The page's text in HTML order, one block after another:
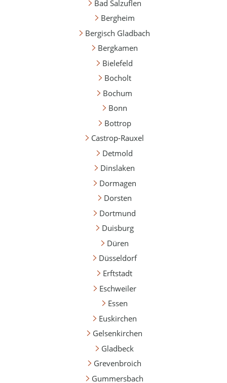
Bad Salzuflen
Bergheim
Bergisch Gladbach
Bergkamen
Bielefeld
Bocholt
Bochum
Bonn
Bottrop
Castrop-Rauxel
Detmold
Dinslaken
Dormagen
Dorsten
Dortmund
Duisburg
Düren
Düsseldorf
Erftstadt
Eschweiler
Essen
Euskirchen
Gelsenkirchen
Gladbeck
Grevenbroich
Gummersbach